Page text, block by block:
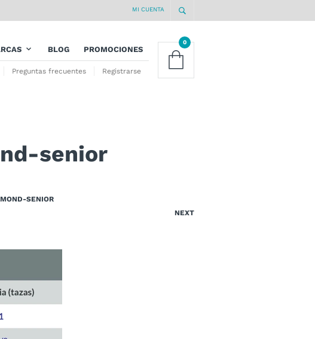
MI CUENTA
BLOG PROMOCIONES
Preguntas frecuentes Registrarse
0
senior
SENIOR
NEXT